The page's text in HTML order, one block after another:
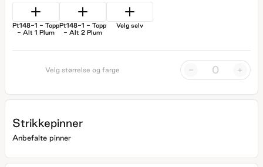
Pt148-1 - Topp
- Alt 1 Plum
Pt148-1 - Topp
- Alt 2 Plum
Velg selv
Velg størrelse og farge - +
Strikkepinner
Anbefalte pinner